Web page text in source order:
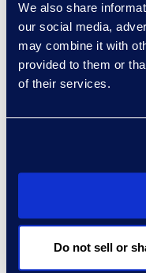
We also share
our social media,
may combine it with
provided to them or
of their services.
Do not sell or
La
Maritime
portail
numérique,
Narrate™
Amérique
02-13-
READ MORE